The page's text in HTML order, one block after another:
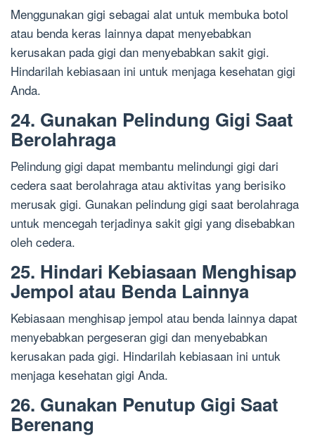
Menggunakan gigi sebagai alat untuk membuka botol
atau benda keras lainnya dapat menyebabkan
kerusakan pada gigi dan menyebabkan sakit gigi.
Hindarilah kebiasaan ini untuk menjaga kesehatan gigi
Anda.
24. Gunakan Pelindung Gigi Saat
Berolahraga
Pelindung gigi dapat membantu melindungi gigi dari
cedera saat berolahraga atau aktivitas yang berisiko
merusak gigi. Gunakan pelindung gigi saat berolahraga
untuk mencegah terjadinya sakit gigi yang disebabkan
oleh cedera.
25. Hindari Kebiasaan Menghisap
Jempol atau Benda Lainnya
Kebiasaan menghisap jempol atau benda lainnya dapat
menyebabkan pergeseran gigi dan menyebabkan
kerusakan pada gigi. Hindarilah kebiasaan ini untuk
menjaga kesehatan gigi Anda.
26. Gunakan Penutup Gigi Saat
Berenang